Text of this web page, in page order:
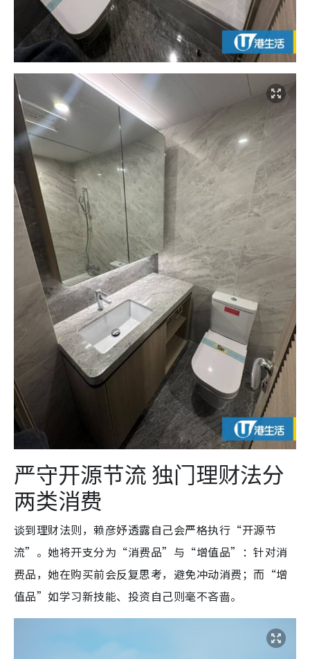
严守开源节流 独门理财法分
两类消费
谈到理财法则，赖彦妤透露自己会严格执行“开源节
流”。她将开支分为“消费品”与“增值品”：针对消
费品，她在购买前会反复思考，避免冲动消费；而“增
值品”如学习新技能、投资自己则毫不吝啬。